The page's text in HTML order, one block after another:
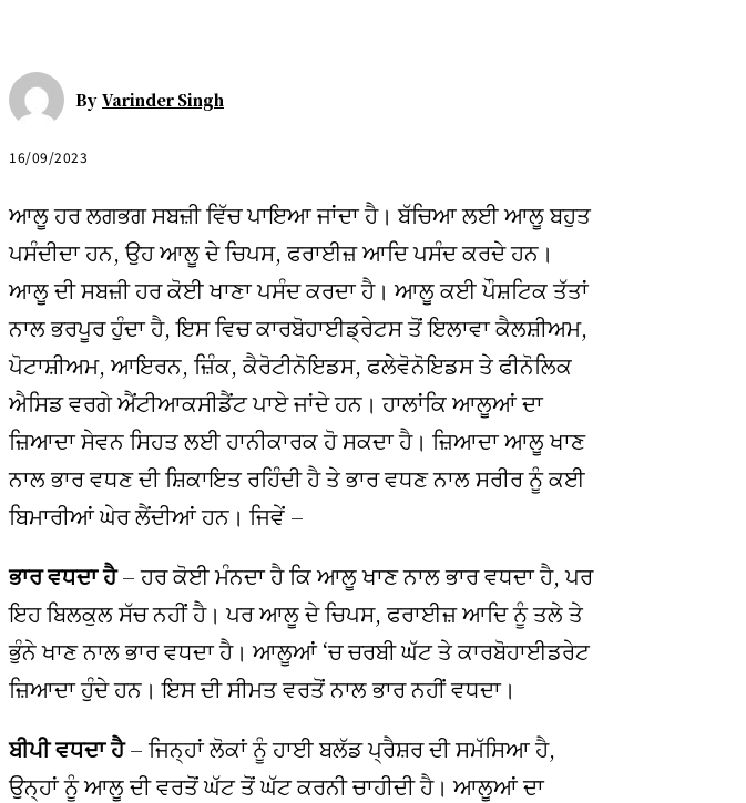
By Varinder Singh
16/09/2023
ਆਲੂ ਹਰ ਲਗਭਗ ਸਬਜ਼ੀ ਵਿੱਚ ਪਾਇਆ ਜਾਂਦਾ ਹੈ। ਬੱਚਿਆ ਲਈ ਆਲੂ ਬਹੁਤ
ਪਸੰਦੀਦਾ ਹਨ, ਉਹ ਆਲੂ ਦੇ ਚਿਪਸ, ਫਰਾਈਜ਼ ਆਦਿ ਪਸੰਦ ਕਰਦੇ ਹਨ।
ਆਲੂ ਦੀ ਸਬਜ਼ੀ ਹਰ ਕੋਈ ਖਾਣਾ ਪਸੰਦ ਕਰਦਾ ਹੈ। ਆਲੂ ਕਈ ਪੌਸ਼ਟਿਕ ਤੱਤਾਂ
ਨਾਲ ਭਰਪੂਰ ਹੁੰਦਾ ਹੈ, ਇਸ ਵਿਚ ਕਾਰਬੋਹਾਈਡ੍ਰੇਟਸ ਤੋਂ ਇਲਾਵਾ ਕੈਲਸ਼ੀਅਮ,
ਪੋਟਾਸ਼ੀਅਮ, ਆਇਰਨ, ਜ਼ਿੰਕ, ਕੈਰੋਟੀਨੋਇਡਸ, ਫਲੇਵੋਨੋਇਡਸ ਤੇ ਫੀਨੋਲਿਕ
ਐਸਿਡ ਵਰਗੇ ਐਂਟੀਆਕਸੀਡੈਂਟ ਪਾਏ ਜਾਂਦੇ ਹਨ। ਹਾਲਾਂਕਿ ਆਲੂਆਂ ਦਾ
ਜ਼ਿਆਦਾ ਸੇਵਨ ਸਿਹਤ ਲਈ ਹਾਨੀਕਾਰਕ ਹੋ ਸਕਦਾ ਹੈ। ਜ਼ਿਆਦਾ ਆਲੂ ਖਾਣ
ਨਾਲ ਭਾਰ ਵਧਣ ਦੀ ਸ਼ਿਕਾਇਤ ਰਹਿੰਦੀ ਹੈ ਤੇ ਭਾਰ ਵਧਣ ਨਾਲ ਸਰੀਰ ਨੂੰ ਕਈ
ਬਿਮਾਰੀਆਂ ਘੇਰ ਲੈਂਦੀਆਂ ਹਨ। ਜਿਵੇਂ –
ਭਾਰ ਵਧਦਾ ਹੈ– ਹਰ ਕੋਈ ਮੰਨਦਾ ਹੈ ਕਿ ਆਲੂ ਖਾਣ ਨਾਲ ਭਾਰ ਵਧਦਾ ਹੈ, ਪਰ
ਇਹ ਬਿਲਕੁਲ ਸੱਚ ਨਹੀਂ ਹੈ। ਪਰ ਆਲੂ ਦੇ ਚਿਪਸ, ਫਰਾਈਜ਼ ਆਦਿ ਨੂੰ ਤਲੇ ਤੇ
ਭੁੰਨੇ ਖਾਣ ਨਾਲ ਭਾਰ ਵਧਦਾ ਹੈ। ਆਲੂਆਂ ‘ਚ ਚਰਬੀ ਘੱਟ ਤੇ ਕਾਰਬੋਹਾਈਡਰੇਟ
ਜ਼ਿਆਦਾ ਹੁੰਦੇ ਹਨ। ਇਸ ਦੀ ਸੀਮਤ ਵਰਤੋਂ ਨਾਲ ਭਾਰ ਨਹੀਂ ਵਧਦਾ।
ਬੀਪੀ ਵਧਦਾ ਹੈ– ਜਿਨ੍ਹਾਂ ਲੋਕਾਂ ਨੂੰ ਹਾਈ ਬਲੱਡ ਪ੍ਰੈਸ਼ਰ ਦੀ ਸਮੱਸਿਆ ਹੈ,
ਉਨ੍ਹਾਂ ਨੂੰ ਆਲੂ ਦੀ ਵਰਤੋਂ ਘੱਟ ਤੋਂ ਘੱਟ ਕਰਨੀ ਚਾਹੀਦੀ ਹੈ। ਆਲੂਆਂ ਦਾ